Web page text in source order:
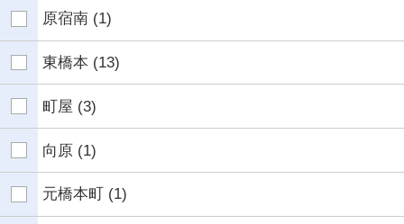
原宿南 (1)
東橋本 (13)
町屋 (3)
向原 (1)
元橋本町 (1)